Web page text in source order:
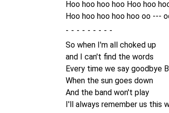
Hoo hoo hoo hoo Hoo hoo
Hoo hoo hoo hoo hoo oo ---
-
So when I'm all choked up
and I can't find the words
Every time we say goodbye
When the sun goes down
And the band won't play
I'll always remember us this